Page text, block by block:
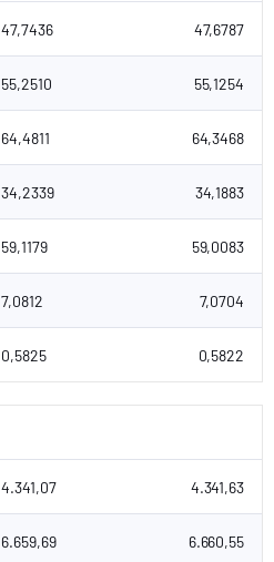
47,7436 47,6787
55,2510 55,1254
64,4811 64,3468
34,2339 34,1883
59,1179 59,0083
7,0812 7,0704
0,5825 0,5822
4.341,07 4.341,63
6.659,69 6.660,55